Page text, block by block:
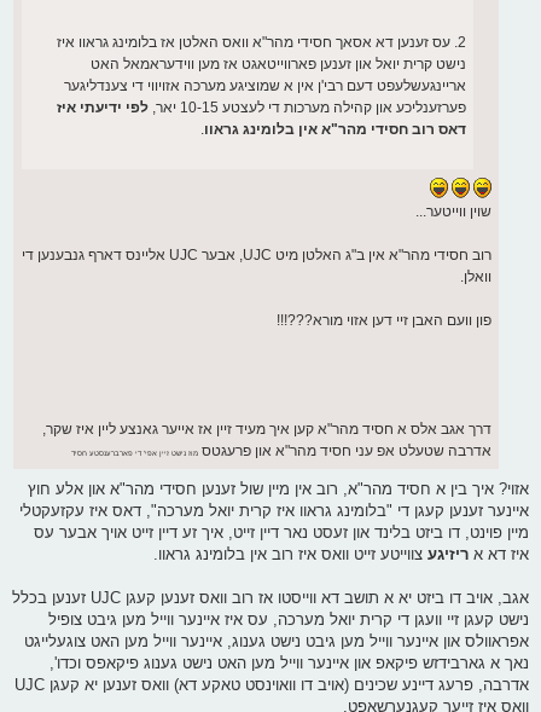
2. עס זענען דא אסאך חסידי מהר"א וואס האלטן אז בלומינג גראוו איז
נישט קרית יואל און זענען פארווייטאגט אז מען ווידעראמאל האט
אריינגעשלעפט דעם רבי'ן אין א שמוציגע מערכה אזויווי די צענדליגער
פערזענליכע און קהילה מערכות די לעצטע 10-15 יאר,
לפי ידיעתי איז
דאס רוב חסידי מהר"א אין בלומינג גראוו
שוין ווייטער...
רוב חסידי מהר"א אין ב"ג האלטן מיט UJC, אבער UJC אליינס דארף גנבענען די
וואלן.
פון וועם האבן זיי דען אזוי מורא???!!!
דרך אגב אלס א חסיד מהר"א קען איך מעיד זיין אז אייער גאנצע ליין איז שקר,
אדרבה שטעלט אפ עני חסיד מהר"א און פרעגטס מוז נישט זיין אפי' די פארברענסטע חסיד
אזוי? איך בין א חסיד מהר"א, רוב אין מיין שול זענען חסידי מהר"א און אלע חוץ
איינער זענען קעגן די "בלומינג גראוו איז קרית יואל מערכה", דאס איז עקזעקטלי
מיין פוינט, דו ביזט בלינד און זעסט נאר דיין זייט, איך זע דיין זייט אויך אבער עס
איז דא א ריזיגע צווייטע זייט וואס איז רוב אין בלומינג גראוו.
אגב, אויב דו ביזט יא א תושב דא ווייסטו אז רוב וואס זענען קעגן UJC זענען בכלל
נישט קעגן זיי וועגן די קרית יואל מערכה, עס איז איינער ווייל מען גיבט צופיל
אפראוולס און איינער ווייל מען גיבט נישט גענוג, איינער ווייל מען האט צוגעלייגט
נאך א גארבידזש פיקאפ און איינער ווייל מען האט נישט גענוג פיקאפס וכדו',
אדרבה, פרעג דיינע שכינים (אויב דו וואוינסט טאקע דא) וואס זענען יא קעגן UJC
וואס איז זייער קעגנערשאפט.